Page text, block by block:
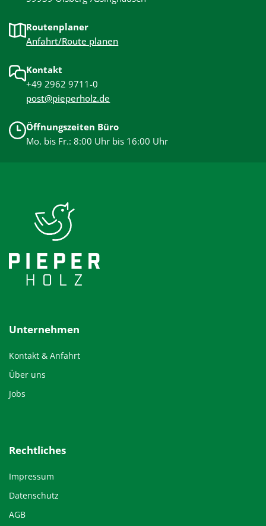
Routenplaner
Anfahrt/Route planen
Kontakt
+49 2962 9711-0
post@pieperholz.de
Öffnungszeiten Büro
Mo. bis Fr.: 8:00 Uhr bis 16:00 Uhr
Unternehmen
Kontakt & Anfahrt
Über uns
Jobs
Rechtliches
Impressum
Datenschutz
AGB